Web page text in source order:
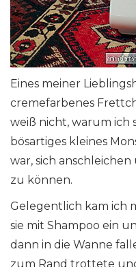
Eines meiner
cremefarbenes
weiß nicht, warum ich
bösartiges kleines
war, sich
zu können.
Gelegentlich kam ich
sie mit Shampoo ein
dann in die Wanne
zum Rand trottete